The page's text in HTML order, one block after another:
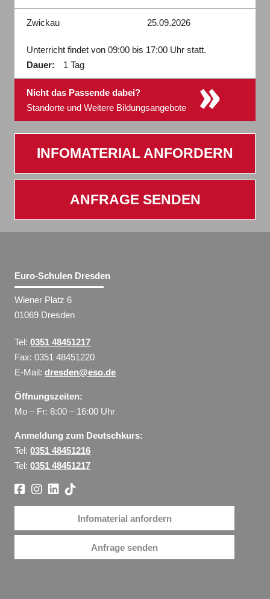
Zwickau 25.09.2026
Unterricht findet von 09:00 bis 17:00 Uhr statt.
Dauer:
1 Tag
Nicht das Passende dabei?
Standorte und Weitere Bildungsangebote
»
INFOMATERIAL ANFORDERN
ANFRAGE SENDEN
Euro-Schulen Dresden
Wiener Platz 6
01069 Dresden
Tel:0351 48451217
Fax: 0351 48451220
E-Mail:dresden@eso.de
Öffnungszeiten:
Mo – Fr: 8:00 – 16:00 Uhr
Anmeldung zum Deutschkurs:
Tel:0351 48451216
Tel:0351 48451217
Infomaterial anfordern
Anfrage senden